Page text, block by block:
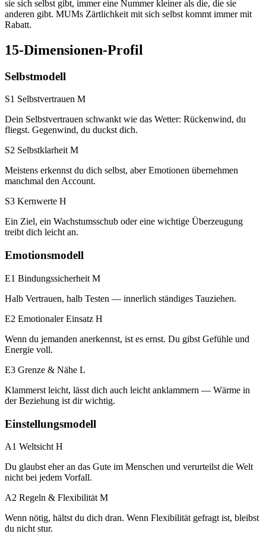
sie sich selbst gibt, immer eine Nummer kleiner als die, die sie
anderen gibt. MUMs Zärtlichkeit mit sich selbst kommt immer mit
Rabatt.
15-Dimensionen-Profil
Selbstmodell
S1 Selbstvertrauen M
Dein Selbstvertrauen schwankt wie das Wetter: Rückenwind, du
fliegst. Gegenwind, du duckst dich.
S2 Selbstklarheit M
Meistens erkennst du dich selbst, aber Emotionen übernehmen
manchmal den Account.
S3 Kernwerte H
Ein Ziel, ein Wachstumsschub oder eine wichtige Überzeugung
treibt dich leicht an.
Emotionsmodell
E1 Bindungssicherheit M
Halb Vertrauen, halb Testen — innerlich ständiges Tauziehen.
E2 Emotionaler Einsatz H
Wenn du jemanden anerkennst, ist es ernst. Du gibst Gefühle und
Energie voll.
E3 Grenze & Nähe L
Klammerst leicht, lässt dich auch leicht anklammern — Wärme in
der Beziehung ist dir wichtig.
Einstellungsmodell
A1 Weltsicht H
Du glaubst eher an das Gute im Menschen und verurteilst die Welt
nicht bei jedem Vorfall.
A2 Regeln & Flexibilität M
Wenn nötig, hältst du dich dran. Wenn Flexibilität gefragt ist, bleibst
du nicht stur.